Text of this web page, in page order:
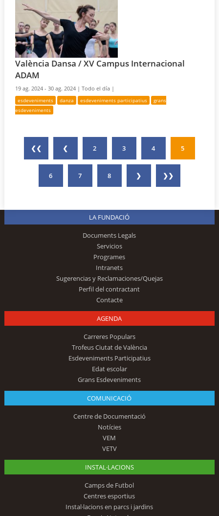
València Dansa / XV Campus Internacional
ADAM
19 ag. 2024 - 30 ag. 2024 |Todo el día |
esdeveniments danza esdeveniments participatius
grans
esdeveniments
❮❮ ❮ 2 3 4 5
6 7 8 ❯ ❯❯
LA FUNDACIÓ
Documents Legals
Servicios
Programes
Intranets
Sugerencias y Reclamaciones/Quejas
Perfil del contractant
Contacte
AGENDA
Carreres Populars
Trofeus Ciutat de València
Esdeveniments Participatius
Edat escolar
Grans Esdeveniments
COMUNICACIÓ
Centre de Documentació
Notícies
VEM
VETV
INSTAL·LACIONS
Camps de Futbol
Centres esportius
Instal·lacions en parcs i jardins